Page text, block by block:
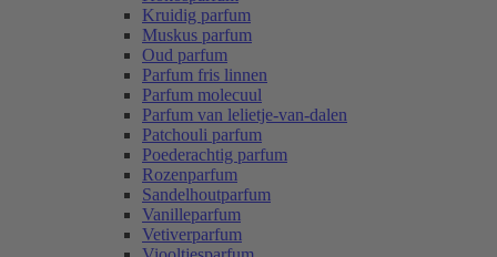
Kruidig parfum
Muskus parfum
Oud parfum
Parfum fris linnen
Parfum molecuul
Parfum van lelietje-van-dalen
Patchouli parfum
Poederachtig parfum
Rozenparfum
Sandelhoutparfum
Vanilleparfum
Vetiverparfum